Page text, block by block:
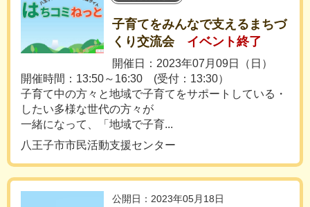
子育てをみんなで支えるまちづ
くり交流会
イベント終了
開催日：2023年07月09日（日）
開催時間：13:50～16:30 (受付：13:30）
子育て中の方々と地域で子育てをサポートしている・
したい多様な世代の方々が
一緒になって、「地域で子育...
八王子市市民活動支援センター
公開日：2023年05月18日